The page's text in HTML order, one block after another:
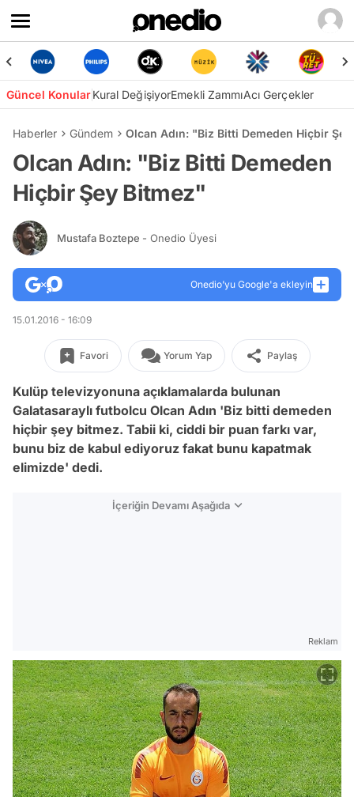
Güncel KonularKural DeğişiyorEmekli ZammıAcı Gerçekler
Haberler Gündem Olcan Adın: "Biz Bitti Demeden Hiçbir
Olcan Adın: "Biz Bitti Demeden
Hiçbir Şey Bitmez"
Mustafa Boztepe - Onedio Üyesi
Onedio’yu Google'a ekleyin
15.01.2016 - 16:09
Favori Yorum Yap Paylaş
Kulüp televizyonuna açıklamalarda bulunan
Galatasaraylı futbolcu Olcan Adın 'Biz bitti demeden
hiçbir şey bitmez. Tabii ki, ciddi bir puan farkı var,
bunu biz de kabul ediyoruz fakat bunu kapatmak
elimizde' dedi.
İçeriğin Devamı Aşağıda
Reklam